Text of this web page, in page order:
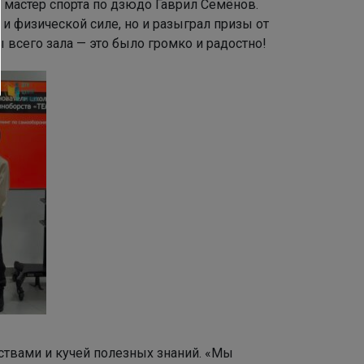
спорта по дзюдо Гаврил Семёнов.
физической силе, но и разыграл призы от
зала — это было громко и радостно!
и кучей полезных знаний. «Мы